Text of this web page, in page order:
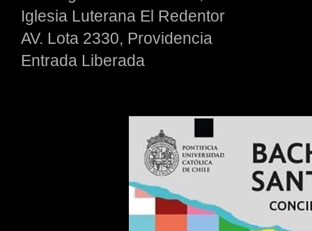
Iglesia Luterana El Redentor
AV. Lota 2330, Providencia
Entrada Liberada